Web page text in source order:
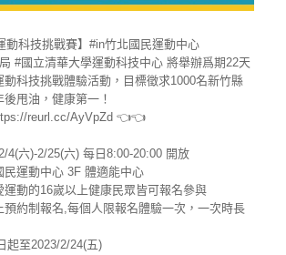
動科技挑戰賽】 #in竹北國民運動中心
#國立清華大學運動科技中心 將舉辦爲期22天
動科技挑戰體驗活動，目標徵求1000名新竹縣
甩油，健康第一！
reurl.cc/AyVpZd 👈👈
4(六)-2/25(六) 每日8:00-20:00 開放
民運動中心 3F 體適能中心
運動的16嵗以上健康民眾皆可報名參與
預約制報名,每個人限報名體驗一次，一次時長
起至2023/2/24(五)